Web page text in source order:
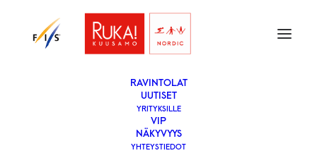
VAPAAEHTOISEKSI
YLEISÖLLE
­RAVINTOLAT
UUTISET
YRITYKSILLE
VIP
NÄKYVYYS
YHTEYSTIEDOT